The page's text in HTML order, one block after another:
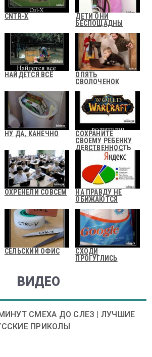
CNTR-X
ДЕТИ ОНИ
БЕСПОЩАДНЫ
НАЙДЕТСЯ ВСЁ
ОПЯТЬ
СВОЛОЧЕНОК
НУ ДА, КАНЕЧНО
СОХРАНИТЕ
СВОЕМУ РЕБЕНКУ
ДЕВСТВЕННОСТЬ
ОХРЕНЕЛИ СОВСЕМ
НА ПРАВДУ НЕ
ОБИЖАЮТСЯ
СЕЛЬСКИЙ ОФИС
СХОДИ
ПРОГУГЛИСЬ
ВИДЕО
СМЕХА ДО СЛЕЗ | ЛУЧШИЕ
ПРИКОЛЫ